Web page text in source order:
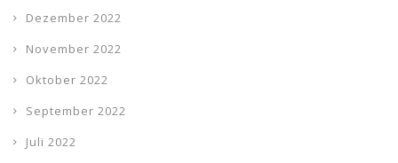
Dezember 2022
November 2022
Oktober 2022
September 2022
Juli 2022